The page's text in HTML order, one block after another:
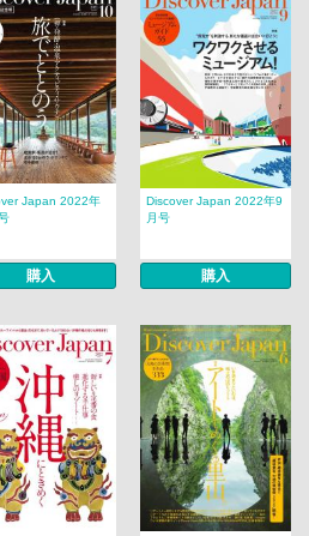
Japan 2022年
購入
Discover Japan 2022年9
月号
購入